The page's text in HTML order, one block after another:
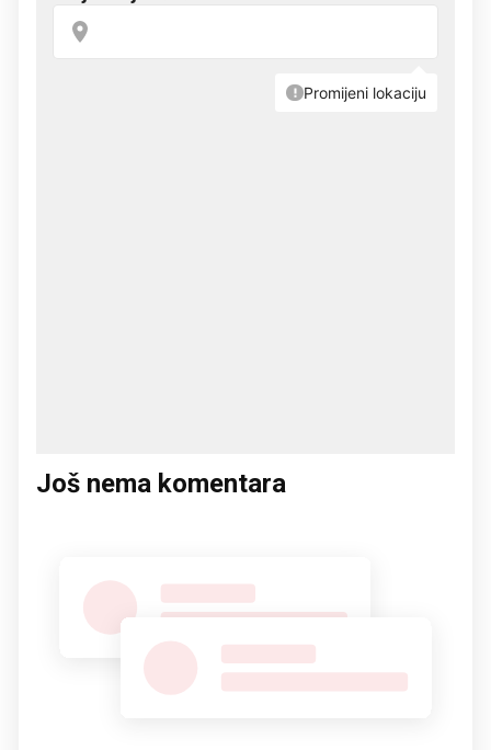
Još nema komentara